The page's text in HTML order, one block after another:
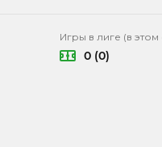
Игры в лиге (в этом
0 (0)